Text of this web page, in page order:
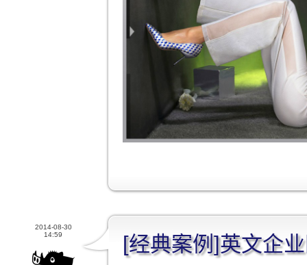
2014-08-30
14:59
[经典案例]英文企